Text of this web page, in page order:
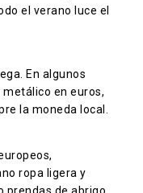
el verano luce el
En algunos
en euros,
la moneda local.
ropa ligera y